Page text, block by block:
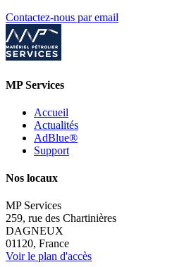
Contactez-nous par email
MP Services
Accueil
Actualités
AdBlue®
Support
Nos locaux
MP Services
259, rue des Chartinières
DAGNEUX
01120, France
Voir le plan d'accès